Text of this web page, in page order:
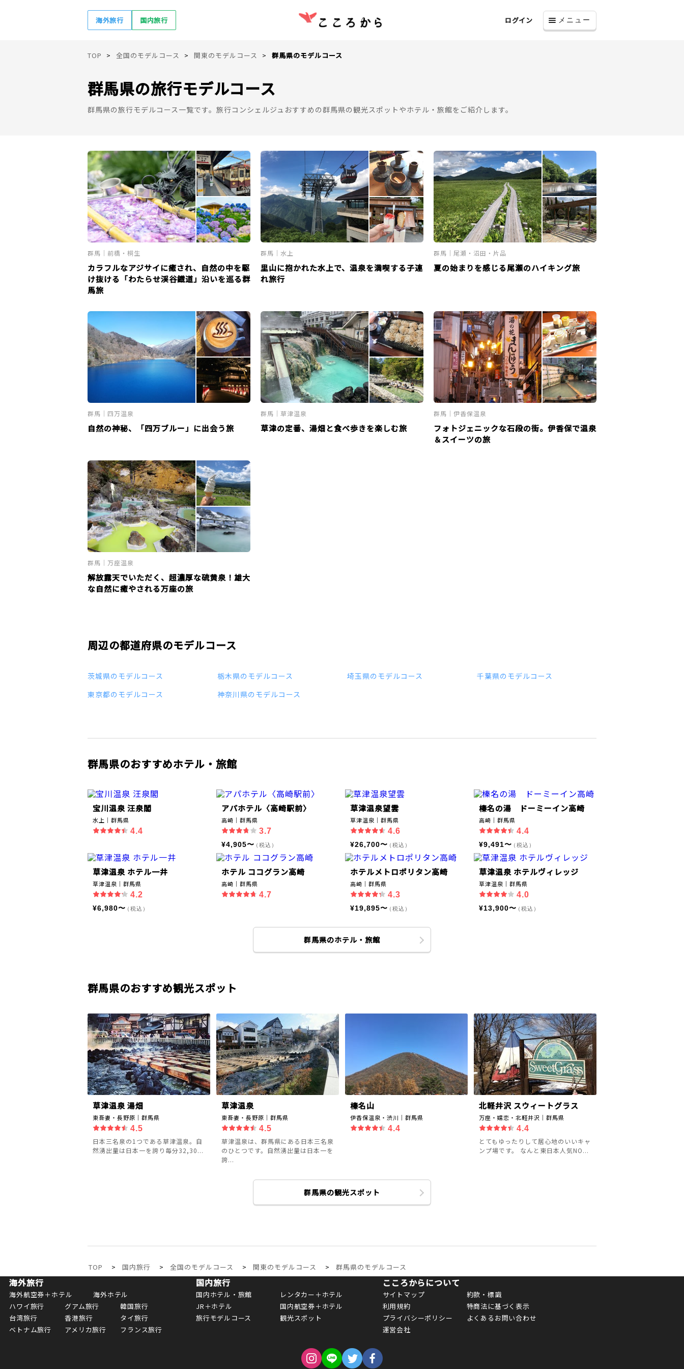
海外旅行 国内旅行 ログイン メニュー
TOP 全国のモデルコース 関東のモデルコース 群馬県のモデルコース
群馬県の旅行モデルコース
群馬県の旅行モデルコース一覧です。旅行コンシェルジュおすすめの群馬県の観光スポットやホテル・旅館をご紹介します。
群馬｜前橋・桐生
カラフルなアジサイに癒され、自然の中を駆
け抜ける「わたらせ渓谷鐡道」沿いを巡る群
馬旅
群馬｜水上
里山に抱かれた水上で、温泉を満喫する子連
れ旅行
群馬｜尾瀬・沼田・片品
夏の始まりを感じる尾瀬のハイキング旅
群馬｜四万温泉
自然の神秘、「四万ブルー」に出会う旅
群馬｜草津温泉
草津の定番、湯畑と食べ歩きを楽しむ旅
群馬｜伊香保温泉
フォトジェニックな石段の街。伊香保で温泉
＆スイーツの旅
群馬｜万座温泉
解放露天でいただく、超濃厚な硫黄泉！雄大
な自然に癒やされる万座の旅
周辺の都道府県のモデルコース
茨城県のモデルコース 栃木県のモデルコース 埼玉県のモデルコース
千葉県のモデルコース
東京都のモデルコース
神奈川県のモデルコース
群馬県のおすすめホテル・旅館
宝川温泉 汪泉閣
水上｜群馬県
4.4
アパホテル〈高崎駅前〉
高崎｜群馬県
3.7
¥4,905〜（税込）
草津温泉望雲
草津温泉｜群馬県
4.6
¥26,700〜（税込）
榛名の湯 ドーミーイン高崎
高崎｜群馬県
4.4
¥9,491〜（税込）
草津温泉 ホテル一井
草津温泉｜群馬県
4.2
¥6,980〜（税込）
ホテル ココグラン高崎
高崎｜群馬県
4.7
ホテルメトロポリタン高崎
高崎｜群馬県
4.3
¥19,895〜（税込）
草津温泉 ホテルヴィレッジ
草津温泉｜群馬県
4.0
¥13,900〜（税込）
群馬県のホテル・旅館
群馬県のおすすめ観光スポット
草津温泉 湯畑
東吾妻・長野原｜群馬県
4.5
日本三名泉の1つである草津温泉。自
然湧出量は日本一を誇り毎分32,30...
草津温泉
東吾妻・長野原｜群馬県
4.5
草津温泉は、群馬県にある日本三名泉
のひとつです。自然湧出量は日本一を
誇...
榛名山
伊香保温泉・渋川｜群馬県
4.4
北軽井沢 スウィートグラス
万座・嬬恋・北軽井沢｜群馬県
4.4
とてもゆったりして居心地のいいキャ
ンプ場です。 なんと東日本人気NO...
群馬県の観光スポット
TOP 国内旅行 全国のモデルコース 関東のモデルコース 群馬県のモデルコース
海外旅行
海外航空券＋ホテル
海外ホテル
ハワイ旅行
グアム旅行
韓国旅行
台湾旅行
香港旅行
タイ旅行
ベトナム旅行
アメリカ旅行 フランス旅行
国内旅行
国内ホテル・旅館
レンタカー＋ホテル
JR＋ホテル
国内航空券＋ホテル
旅行モデルコース
観光スポット
こころからについて
サイトマップ
約款・標識
利用規約
特商法に基づく表示
プライバシーポリシー
よくあるお問い合わせ
運営会社